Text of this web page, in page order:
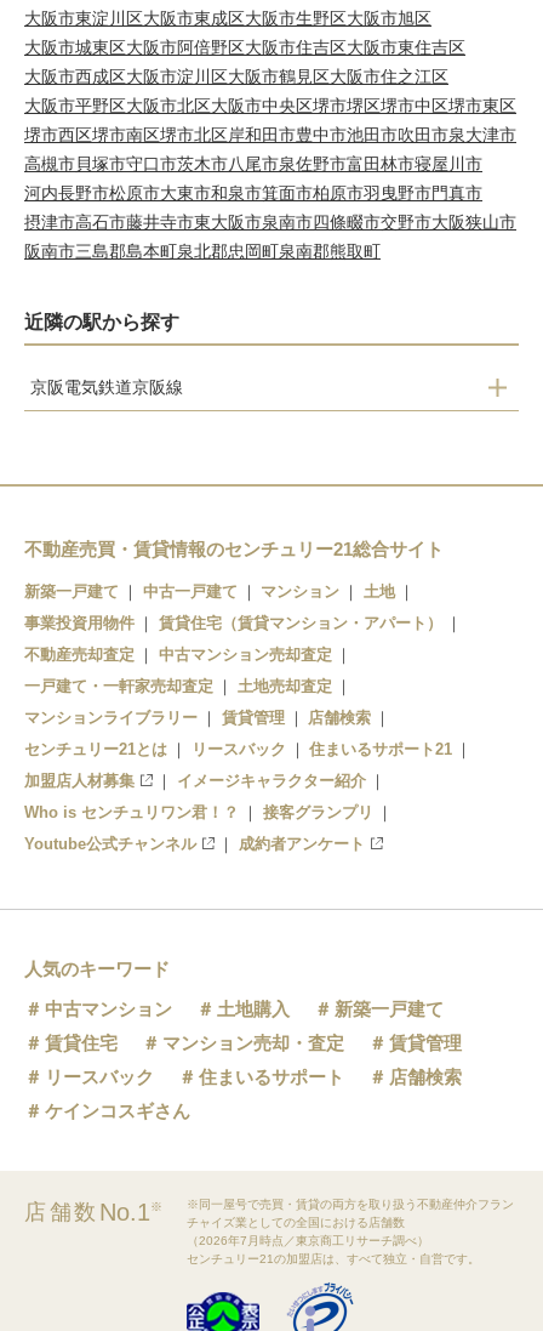
大阪市東淀川区大阪市東成区大阪市生野区大阪市旭区
大阪市城東区大阪市阿倍野区大阪市住吉区大阪市東住吉区
大阪市西成区大阪市淀川区大阪市鶴見区大阪市住之江区
大阪市平野区大阪市北区大阪市中央区堺市堺区堺市中区堺市東区
堺市西区堺市南区堺市北区岸和田市豊中市池田市吹田市泉大津市
高槻市貝塚市守口市茨木市八尾市泉佐野市富田林市寝屋川市
河内長野市松原市大東市和泉市箕面市柏原市羽曳野市門真市
摂津市高石市藤井寺市東大阪市泉南市四條畷市交野市大阪狭山市
阪南市三島郡島本町泉北郡忠岡町泉南郡熊取町
近隣の駅から探す
京阪電気鉄道京阪線
千林
関目
野江
京橋
不動産売買・賃貸情報のセンチュリー21総合サイト
新築一戸建て 中古一戸建て マンション
土地
事業投資用物件
賃貸住宅（賃貸マンション・アパート）
不動産売却査定
中古マンション売却査定
一戸建て・一軒家売却査定
土地売却査定
マンションライブラリー
賃貸管理
店舗検索
センチュリー21とは
リースバック
住まいるサポート21
加盟店人材募集
イメージキャラクター紹介
Who is センチュリワン君！？
接客グランプリ
Youtube公式チャンネル
成約者アンケート
人気のキーワード
中古マンション
土地購入
新築一戸建て
賃貸住宅
マンション売却・査定
賃貸管理
リースバック
住まいるサポート
店舗検索
ケインコスギさん
店舗数 No.1※
※同一屋号で売買・賃貸の両方を取り扱う不動産仲介フラン
チャイズ業としての全国における店舗数
（2026年7月時点／東京商工リサーチ調べ）
センチュリー21の加盟店は、すべて独立・自営です。